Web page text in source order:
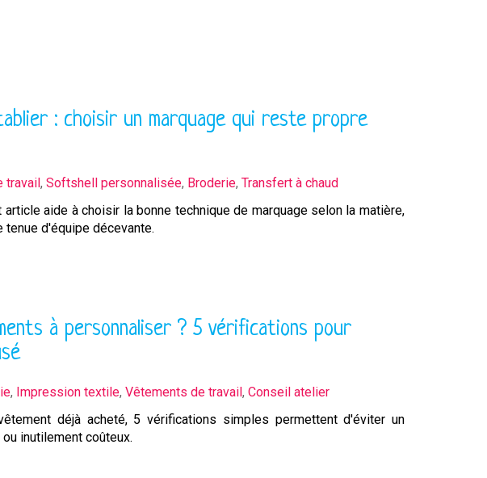
: choisir un marquage qui reste propre
travail, Softshell personnalisée, Broderie, Transfert à chaud
aide à choisir la bonne technique de marquage selon la matière,
tenue d'équipe décevante.
à personnaliser ? 5 vérifications pour
, Impression textile, Vêtements de travail, Conseil atelier
déjà acheté, 5 vérifications simples permettent d'éviter un
inutilement coûteux.